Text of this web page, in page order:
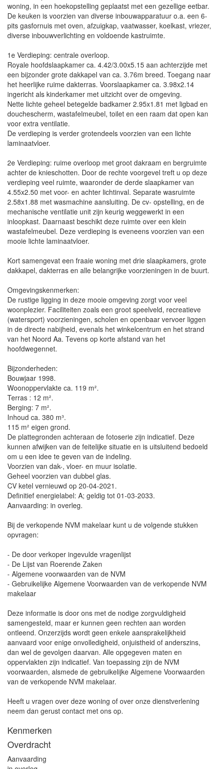
woning, in een hoekopstelling geplaatst met een gezellige eetbar.
De keuken is voorzien van diverse inbouwapparatuur o.a. een 6-
pits gasfornuis met oven, afzuigkap, vaatwasser, koelkast, vriezer,
diverse inbouwverlichting en voldoende kastruimte.
1e Verdieping: centrale overloop.
Royale hoofdslaapkamer ca. 4.42/3.00x5.15 aan achterzijde met
een bijzonder grote dakkapel van ca. 3.76m breed. Toegang naar
het heerlijke ruime dakterras. Voorslaapkamer ca. 3.98x2.14
ingericht als kinderkamer met uitzicht over de omgeving.
Nette lichte geheel betegelde badkamer 2.95x1.81 met ligbad en
douchescherm, wastafelmeubel, toilet en een raam dat open kan
voor extra ventilatie.
De verdieping is verder grotendeels voorzien van een lichte
laminaatvloer.
2e Verdieping: ruime overloop met groot dakraam en bergruimte
achter de knieschotten. Door de rechte voorgevel treft u op deze
verdieping veel ruimte, waaronder de derde slaapkamer van
4.55x2.50 met voor- en achter lichtinval. Separate wasruimte
2.58x1.88 met wasmachine aansluiting. De cv- opstelling, en de
mechanische ventilatie unit zijn keurig weggewerkt in een
inloopkast. Daarnaast beschikt deze ruimte over een klein
wastafelmeubel. Deze verdieping is eveneens voorzien van een
mooie lichte laminaatvloer.
Kort samengevat een fraaie woning met drie slaapkamers, grote
dakkapel, dakterras en alle belangrijke voorzieningen in de buurt.
Omgevingskenmerken:
De rustige ligging in deze mooie omgeving zorgt voor veel
woonplezier. Faciliteiten zoals een groot speelveld, recreatieve
(watersport) voorzieningen, scholen en openbaar vervoer liggen
in de directe nabijheid, evenals het winkelcentrum en het strand
van het Noord Aa. Tevens op korte afstand van het
hoofdwegennet.
Bijzonderheden:
Bouwjaar 1998.
Woonoppervlakte ca. 119 m².
Terras : 12 m².
Berging: 7 m².
Inhoud ca. 380 m³.
115 m² eigen grond.
De plattegronden achteraan de fotoserie zijn indicatief. Deze
kunnen afwijken van de feitelijke situatie en is uitsluitend bedoeld
om u een idee te geven van de indeling.
Voorzien van dak-, vloer- en muur isolatie.
Geheel voorzien van dubbel glas.
CV ketel vernieuwd op 20-04-2021.
Definitief energielabel: A; geldig tot 01-03-2033.
Aanvaarding: in overleg.
Bij de verkopende NVM makelaar kunt u de volgende stukken
opvragen:
- De door verkoper ingevulde vragenlijst
- De Lijst van Roerende Zaken
- Algemene voorwaarden van de NVM
- Gebruikelijke Algemene Voorwaarden van de verkopende NVM
makelaar
Deze informatie is door ons met de nodige zorgvuldigheid
samengesteld, maar er kunnen geen rechten aan worden
ontleend. Onzerzijds wordt geen enkele aansprakelijkheid
aanvaard voor enige onvolledigheid, onjuistheid of anderszins,
dan wel de gevolgen daarvan. Alle opgegeven maten en
oppervlakten zijn indicatief. Van toepassing zijn de NVM
voorwaarden, alsmede de gebruikelijke Algemene Voorwaarden
van de verkopende NVM makelaar.
Heeft u vragen over deze woning of over onze dienstverlening
neem dan gerust contact met ons op.
Kenmerken
Overdracht
Aanvaarding